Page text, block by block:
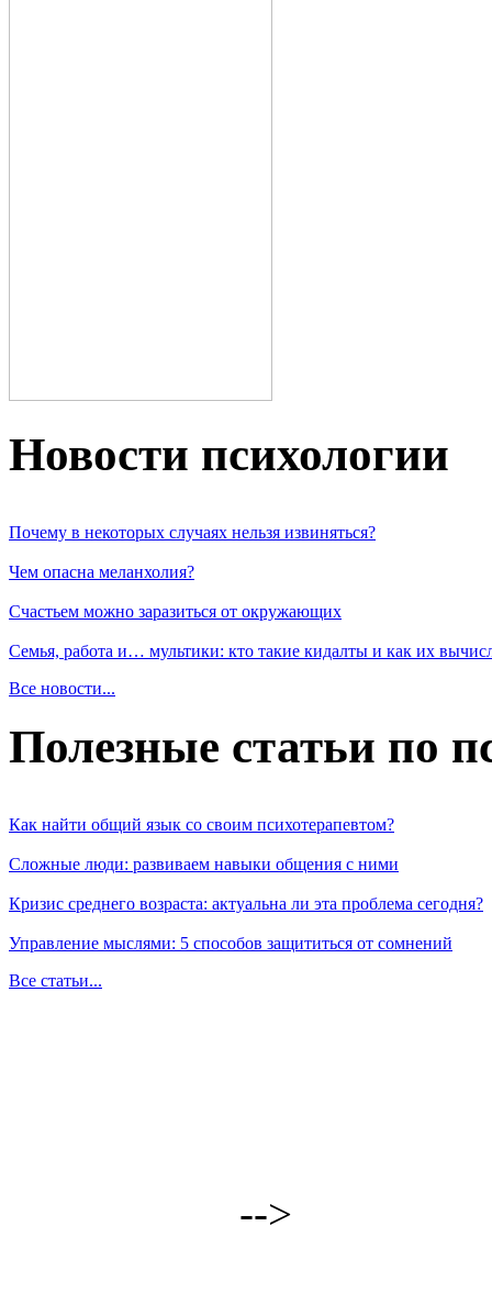
Новости пcихологии
Почему в некоторых случаях нельзя извиняться?
Чем опасна меланхолия?
Счастьем можно заразиться от окружающих
Семья, работа и… мультики: кто такие кидалты и как их
Все новости...
Полезные статьи по
Как найти общий язык со своим психотерапевтом?
Сложные люди: развиваем навыки общения с ними
Кризис среднего возраста: актуальна ли эта проблема сегодня?
Управление мыслями: 5 способов защититься от сомнений
Все статьи...
-->